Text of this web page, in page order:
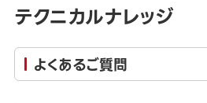
テクニカルナレッジ
よくあるご質問